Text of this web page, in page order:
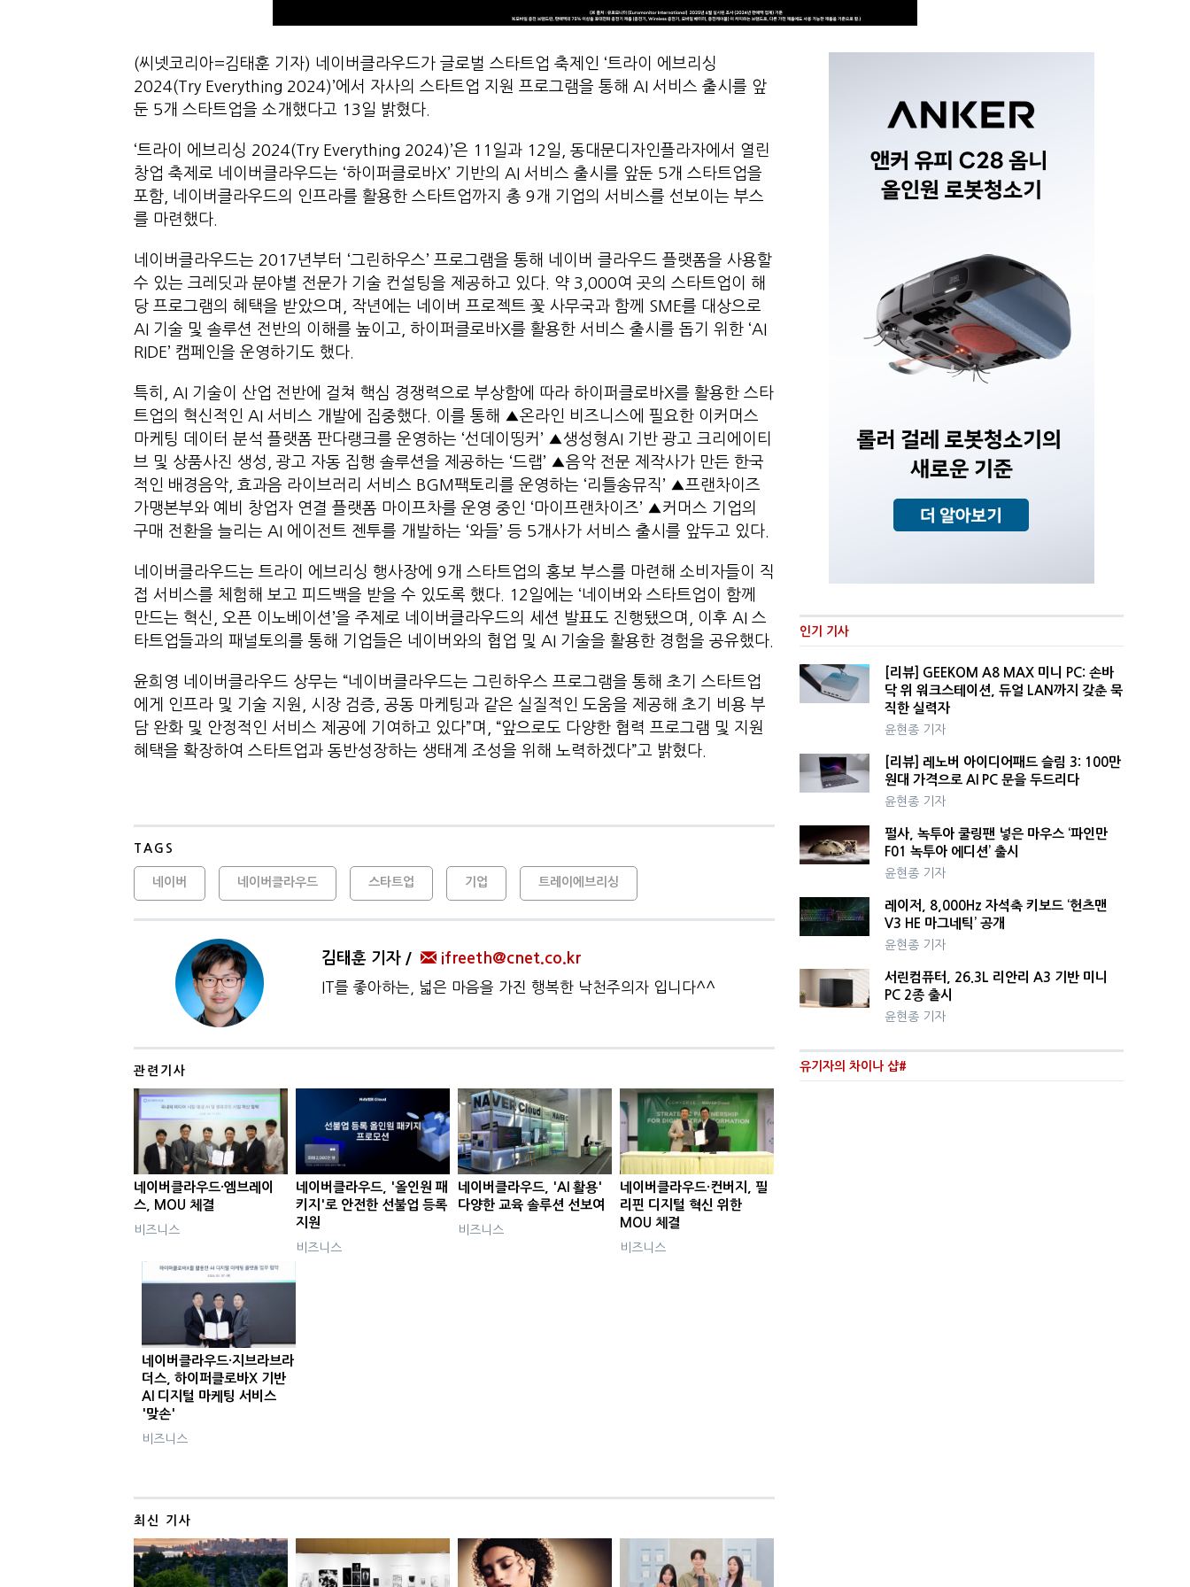
(씨넷코리아=김태훈 기자) 네이버클라우드가 글로벌 스타트업 축제인 ‘트라이 에브리싱
2024(Try Everything 2024)’에서 자사의 스타트업 지원 프로그램을 통해 AI 서비스 출시를 앞
둔 5개 스타트업을 소개했다고 13일 밝혔다.
‘트라이 에브리싱 2024(Try Everything 2024)’은 11일과 12일, 동대문디자인플라자에서 열린
창업 축제로 네이버클라우드는 ‘하이퍼클로바X’ 기반의 AI 서비스 출시를 앞둔 5개 스타트업을
포함, 네이버클라우드의 인프라를 활용한 스타트업까지 총 9개 기업의 서비스를 선보이는 부스
를 마련했다.
네이버클라우드는 2017년부터 ‘그린하우스’ 프로그램을 통해 네이버 클라우드 플랫폼을 사용할
수 있는 크레딧과 분야별 전문가 기술 컨설팅을 제공하고 있다. 약 3,000여 곳의 스타트업이 해
당 프로그램의 혜택을 받았으며, 작년에는 네이버 프로젝트 꽃 사무국과 함께 SME를 대상으로
AI 기술 및 솔루션 전반의 이해를 높이고, 하이퍼클로바X를 활용한 서비스 출시를 돕기 위한 ‘AI
RIDE’ 캠페인을 운영하기도 했다.
특히, AI 기술이 산업 전반에 걸쳐 핵심 경쟁력으로 부상함에 따라 하이퍼클로바X를 활용한 스타
트업의 혁신적인 AI 서비스 개발에 집중했다. 이를 통해 ▲온라인 비즈니스에 필요한 이커머스
마케팅 데이터 분석 플랫폼 판다랭크를 운영하는 ‘선데이띵커’ ▲생성형AI 기반 광고 크리에이티
브 및 상품사진 생성, 광고 자동 집행 솔루션을 제공하는 ‘드랩’ ▲음악 전문 제작사가 만든 한국
적인 배경음악, 효과음 라이브러리 서비스 BGM팩토리를 운영하는 ‘리틀송뮤직’ ▲프랜차이즈
가맹본부와 예비 창업자 연결 플랫폼 마이프차를 운영 중인 ‘마이프랜차이즈’ ▲커머스 기업의
구매 전환을 늘리는 AI 에이전트 젠투를 개발하는 ‘와들’ 등 5개사가 서비스 출시를 앞두고 있다.
네이버클라우드는 트라이 에브리싱 행사장에 9개 스타트업의 홍보 부스를 마련해 소비자들이 직
접 서비스를 체험해 보고 피드백을 받을 수 있도록 했다. 12일에는 ‘네이버와 스타트업이 함께
만드는 혁신, 오픈 이노베이션’을 주제로 네이버클라우드의 세션 발표도 진행됐으며, 이후 AI 스
타트업들과의 패널토의를 통해 기업들은 네이버와의 협업 및 AI 기술을 활용한 경험을 공유했다.
윤희영 네이버클라우드 상무는 “네이버클라우드는 그린하우스 프로그램을 통해 초기 스타트업
에게 인프라 및 기술 지원, 시장 검증, 공동 마케팅과 같은 실질적인 도움을 제공해 초기 비용 부
담 완화 및 안정적인 서비스 제공에 기여하고 있다”며, “앞으로도 다양한 협력 프로그램 및 지원
혜택을 확장하여 스타트업과 동반성장하는 생태계 조성을 위해 노력하겠다”고 밝혔다.
TAGS
네이버 네이버클라우드 스타트업 기업 트레이에브리싱
김태훈 기자 ifreeth@cnet.co.kr
IT를 좋아하는, 넓은 마음을 가진 행복한 낙천주의자 입니다^^
관련기사
네이버클라우드·엠브레이
스, MOU 체결
비즈니스
네이버클라우드, '올인원 패
키지'로 안전한 선불업 등록
지원
비즈니스
네이버클라우드, 'AI 활용'
다양한 교육 솔루션 선보여
비즈니스
네이버클라우드·컨버지, 필
리핀 디지털 혁신 위한
MOU 체결
비즈니스
네이버클라우드·지브라브라
더스, 하이퍼클로바X 기반
AI 디지털 마케팅 서비스
'맞손'
비즈니스
최신 기사
인기 기사
[리뷰] GEEKOM A8 MAX 미니 PC: 손바
닥 위 워크스테이션, 듀얼 LAN까지 갖춘 묵
직한 실력자
윤현종 기자
[리뷰] 레노버 아이디어패드 슬림 3: 100만
원대 가격으로 AI PC 문을 두드리다
윤현종 기자
펄사, 녹투아 쿨링팬 넣은 마우스 ‘파인만
F01 녹투아 에디션’ 출시
윤현종 기자
레이저, 8,000Hz 자석축 키보드 ‘헌츠맨
V3 HE 마그네틱’ 공개
윤현종 기자
서린컴퓨터, 26.3L 리안리 A3 기반 미니
PC 2종 출시
윤현종 기자
유기자의 차이나 샵#